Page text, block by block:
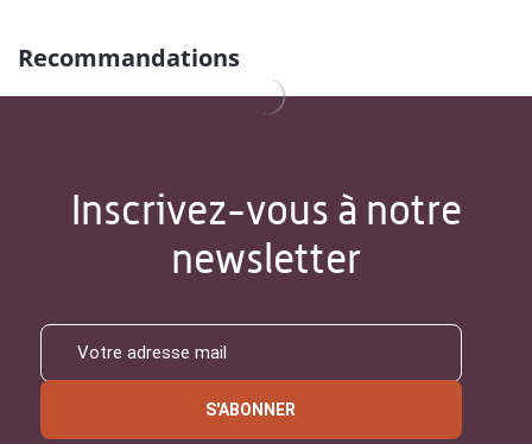
Recommandations
Inscrivez-vous à notre
newsletter
S'ABONNER